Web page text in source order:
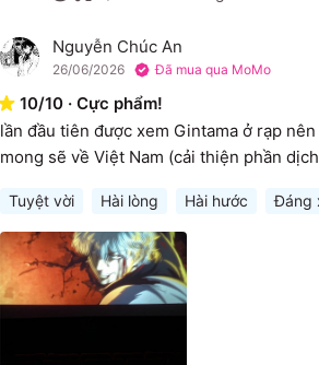
N Nguyễn Chúc An
26/06/2026 Đã mua qua MoMo
10/10 · Cực phẩm!
lần đầu tiên được xem Gintama ở rạp
mong sẽ về Việt Nam (cải thiện phần
Tuyệt vời Hài lòng Hài hước Đáng